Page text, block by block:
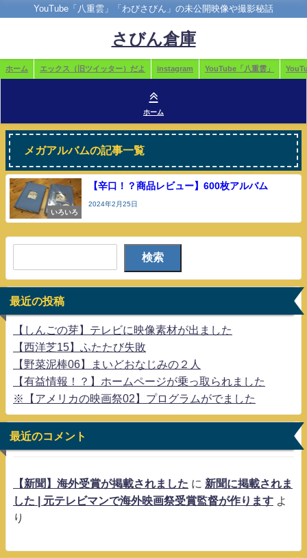
YouTube「八重雲」「わびさびん」の未公開映像や撮影秘話
さびん倉庫
ホーム エックス（旧ツイッター）だよ instagram YouTube「八重雲」
ホーム
メガアルバムの記事一覧
いろいろ
【辛口！？商品レビュー】600枚アルバム
2024年2月25日
検索
最近の投稿
【しんごの芽】テレビに映像素材が出ました
【西洋芝15】ふたたび失敗
【野菜泥棒06】まいどおなじみの２人
【有益情報！？】ホームページが乗っ取られました
※【アメリカの映画祭02】プログラムがでました
最近のコメント
【新聞】海外受賞が掲載されました に 新聞に掲載されま
した | 元テレビマンで海外映画祭受賞監督が作ります よ
り